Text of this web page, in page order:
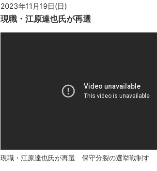
2023年11月19日(日)
現職・江原達也氏が再選
現職・江原達也氏が再選 保守分裂の選挙戦制す